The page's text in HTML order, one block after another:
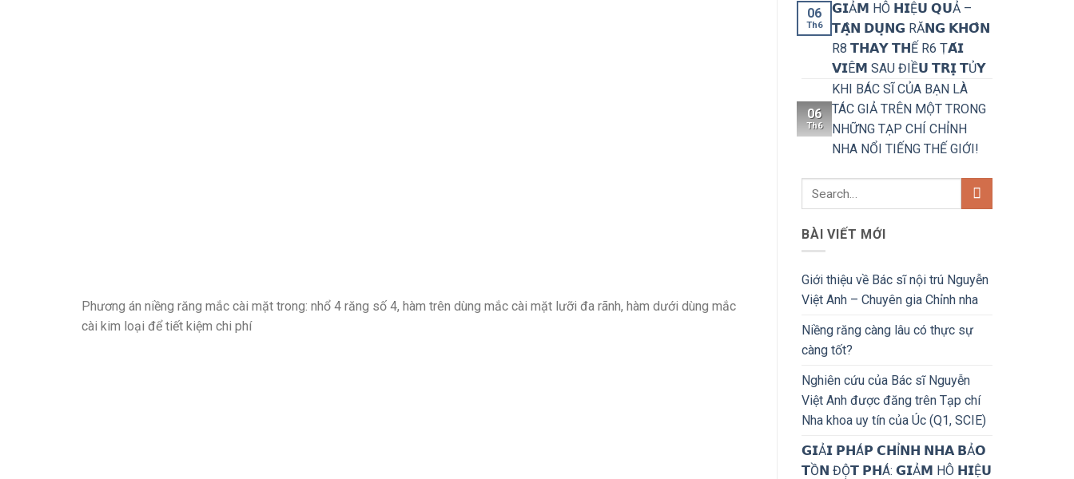
Phương án niềng răng mắc cài mặt trong: nhổ 4 răng số 4, hàm trên dùng mắc cài mặt lưỡi đa rãnh, hàm dưới dùng mắc
cài kim loại để tiết kiệm chi phí
06
Th6
𝗚𝗜Ả𝗠 HÔ 𝗛𝗜Ệ𝗨 𝗤𝗨Ả –
𝗧𝗔̣̂𝗡 𝗗𝗨̣𝗡𝗚 RĂ𝗡𝗚 𝗞𝗛𝗢̂𝗡
R8 𝗧𝗛𝗔𝗬 𝗧𝗛Ế R6 Ṭ𝗔́𝗜
𝗩𝗜Ê𝗠 SAU ĐIỀ𝗨 𝗧𝗥𝗜̣ 𝗧Ủ𝗬
06
Th6
KHI BÁC SĨ CỦA BẠN LÀ
TÁC GIẢ TRÊN MỘT TRONG
NHỮNG TẠP CHÍ CHỈNH
NHA NỔI TIẾNG THẾ GIỚI!
BÀI VIẾT MỚI
Giới thiệu về Bác sĩ nội trú Nguyễn
Việt Anh – Chuyên gia Chỉnh nha
Niềng răng càng lâu có thực sự
càng tốt?
Nghiên cứu của Bác sĩ Nguyễn
Việt Anh được đăng trên Tạp chí
Nha khoa uy tín của Úc (Q1, SCIE)
𝗚𝗜Ả𝗜 𝗣𝗛Á𝗣 𝗖𝗛Ỉ𝗡𝗛 𝗡𝗛𝗔 𝗕Ả𝗢
𝗧Ồ𝗡 ĐỘ̣𝗧 𝗣𝗛Á: 𝗚𝗜Ả𝗠 HÔ 𝗛𝗜Ệ𝗨